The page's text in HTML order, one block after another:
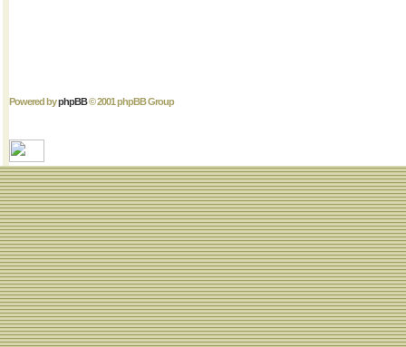
Powered byphpBB© 2001 phpBB Group